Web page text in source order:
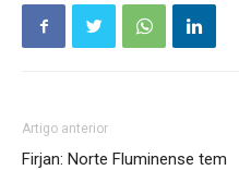
Artigo anterior
Firjan: Norte Fluminense tem